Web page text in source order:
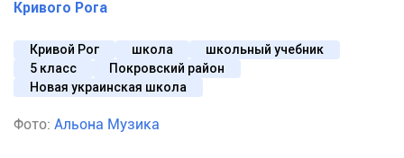
Кривого Рога
Кривой Рог школа
школьный учебник
5 класс
Покровский район
Новая украинская школа
Фото: Альона Музика